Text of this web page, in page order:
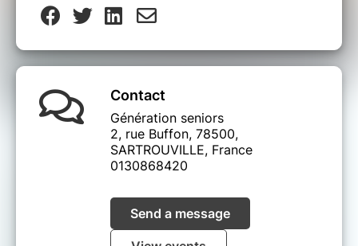
Contact
Génération seniors
2, rue Buffon, 78500,
SARTROUVILLE, France
0130868420
Send a message